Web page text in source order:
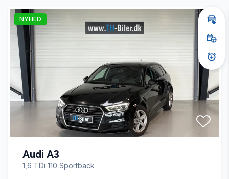
Bi-xenon lygter
Dual zone klimaanlæg
Dæktryksystem
El-ruder x4
El-spejle med varme
NYHED
Audi A3
1,6 TDi 110 Sportback